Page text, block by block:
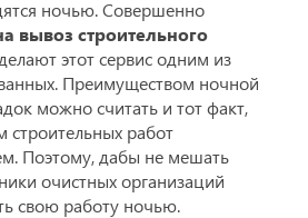
ночью. Совершенно
вывоз строительного
делают этот сервис одним из
Преимуществом ночной
можно считать и тот факт,
строительных работ
Поэтому, дабы не мешать
очистных организаций
свою работу ночью.